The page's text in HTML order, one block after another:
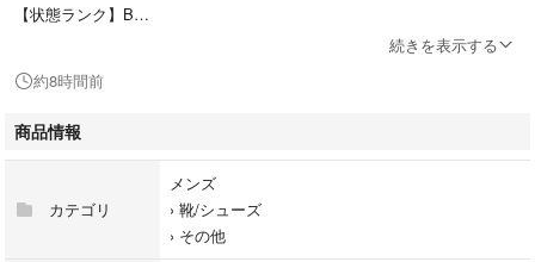
【状態ランク】B
【状態】この商品には下記のようなダメージがあります。 ・履きジワ ・
通常使用には支障のない商品です。 掲載写真や記載内容をご確認いただ
き、ご理解の上ご購入ください。
【付属品】箱、袋
商品のお問い合わせの回答を休止しております。＊各商品ページの商品詳
細等をご確認の上ご購入ください。
続きを表示する
約8時間前
商品情報
カテゴリ
メンズ
› 靴/シューズ
› その他